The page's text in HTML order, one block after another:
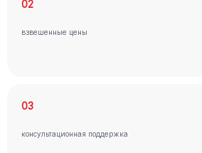
02
взвешенные цены
03
консультационная поддержка